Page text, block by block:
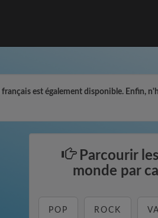
est également disponible. Enfin,
Parcourir
monde par
POP ROCK